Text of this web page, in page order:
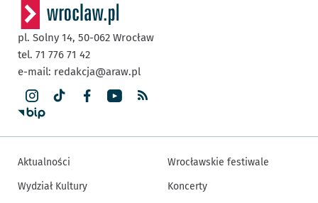
pl. Solny 14, 50-062 Wrocław
tel. 71 776 71 42
e-mail: redakcja@araw.pl
Aktualności
Wydział Kultury
Wrocławskie festiwale
Koncerty